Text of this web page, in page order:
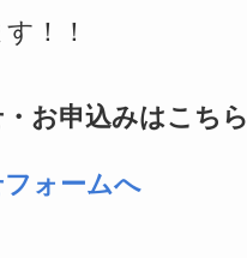
！！
お申込みはこちら
ォームへ